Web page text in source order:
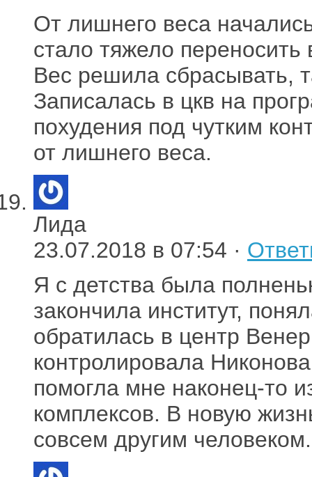
От лишнего веса
стало тяжело переносить
Вес решила сбрасывать,
Записалась в цкв на
похудения под чутким
от лишнего веса.
Лида
23.07.2018 в 07:54 ·
Я с детства была
закончила институт,
обратилась в центр
контролировала
помогла мне наконец-то
комплексов. В новую
совсем другим человеком.